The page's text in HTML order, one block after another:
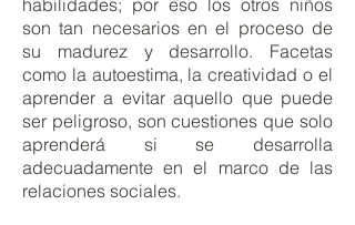
habilidades; por eso los otros niños
son tan necesarios en el proceso de
su madurez y desarrollo. Facetas
como la autoestima, la creatividad o el
aprender a evitar aquello que puede
ser peligroso, son cuestiones que solo
aprenderá si se desarrolla
adecuadamente en el marco de las
relaciones sociales.